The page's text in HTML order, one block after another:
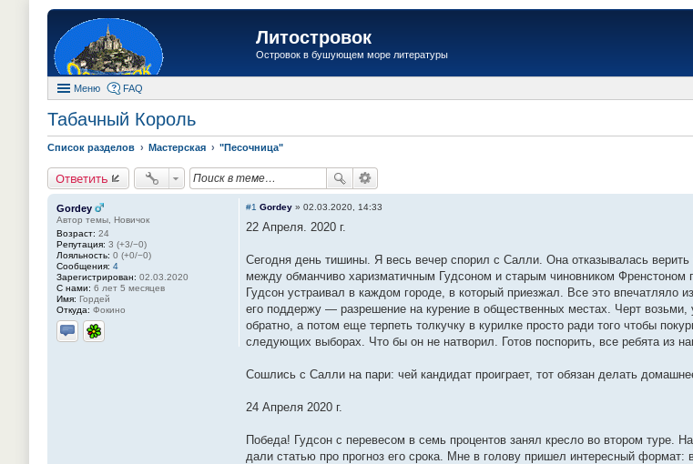
Литостровок
Островок в бушующем море литературы
Меню FAQ
Табачный Король
Список разделов Мастерская "Песочница"
Ответить
Gordey
Автор темы, Новичок
Возраст: 24
Репутация: 3 (+3/−0)
Лояльность: 0 (+0/−0)
Сообщения: 4
Зарегистрирован: 02.03.2020
С нами: 6 лет 5 месяцев
Имя: Гордей
Откуда: Фокино
Отправить личное сообщение
ICQ
#1 Gordey » 02.03.2020, 14:33
22 Апреля. 2020 г.
Сегодня день тишины. Я весь вечер спорил с Салли. Она отказывалась
между обманчиво харизматичным Гудсоном и старым чиновником
Гудсон устраивал в каждом городе, в который приезжал. Все это впечатляло
его поддержу — разрешение на курение в общественных местах. Черт
обратно, а потом еще терпеть толкучку в курилке просто ради того чтобы
следующих выборах. Что бы он не натворил. Готов поспорить, все ребята из
Сошлись с Салли на пари: чей кандидат проиграет, тот обязан делать
24 Апреля 2020 г.
Победа! Гудсон с перевесом в семь процентов занял кресло во втором туре.
дали статью про прогноз его срока. Мне в голову пришел интересный